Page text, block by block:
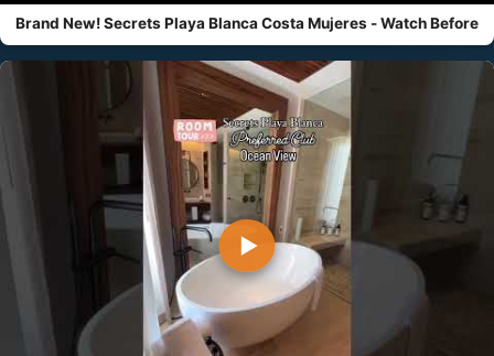
Brand New! Secrets Playa Blanca Costa Mujeres - Watch Before
▶